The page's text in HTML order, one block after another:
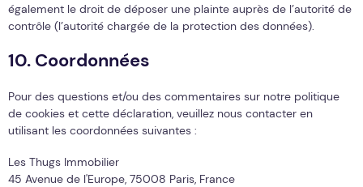
également le droit de déposer une plainte auprès de l’autorité de
contrôle (l’autorité chargée de la protection des données).
10. Coordonnées
Pour des questions et/ou des commentaires sur notre politique
de cookies et cette déclaration, veuillez nous contacter en
utilisant les coordonnées suivantes :
Les Thugs Immobilier
45 Avenue de l'Europe, 75008 Paris, France